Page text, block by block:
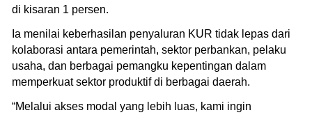
di kisaran 1 persen.
Ia menilai keberhasilan penyaluran KUR tidak lepas dari
kolaborasi antara pemerintah, sektor perbankan, pelaku
usaha, dan berbagai pemangku kepentingan dalam
memperkuat sektor produktif di berbagai daerah.
“Melalui akses modal yang lebih luas, kami ingin